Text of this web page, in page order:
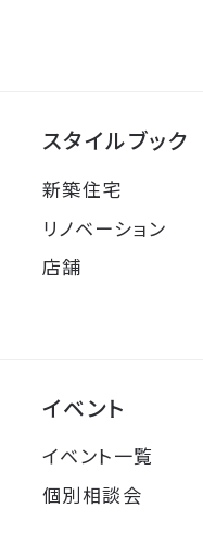
スタイルブック
新築住宅
リノベーション
店舗
イベント
イベント一覧
個別相談会